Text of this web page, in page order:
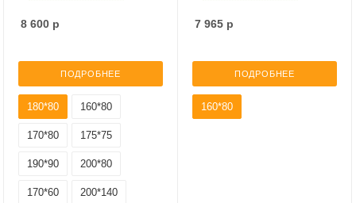
8 600 р
ПОДРОБНЕЕ
180*80 160*80
170*80 175*75
190*90 200*80
170*60 200*140
7 965 р
ПОДРОБНЕЕ
160*80